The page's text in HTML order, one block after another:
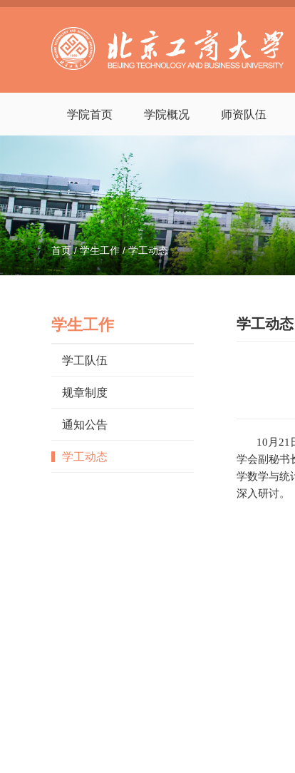
学院首页 学院概况 师资队伍
首页/学生工作/学工动态
学生工作
学工队伍
规章制度
通知公告
学工动态
学工动态
10月21
学会副秘书
学数学与统
深入研讨。